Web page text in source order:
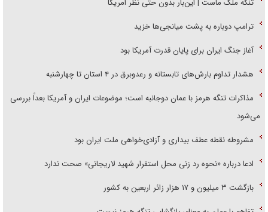
ترامپ دوباره به پشت میانجی‌ها خزید
آغاز جنگ ایران برای پایان قدرت آمریکا بود
هشدار تداوم بارش‌های تابستانه و رعدوبرق در ۴ استان تا چهارشنبه
مذاکرات تنگه هرمز با عمان دوجانبه است؛ موضوعات ایران و آمریکا بعداً بررسی
می‌شود
مشروطه نقطه عطف بیداری و آزادی‌خواهی ملت ایران بود
ادعا درباره «نحوه رد زنی محل استقرار شهید لاریجانی» صحت ندارد
بازگشت ۳ میلیون و ۱۷ هزار زائر اربعین به کشور